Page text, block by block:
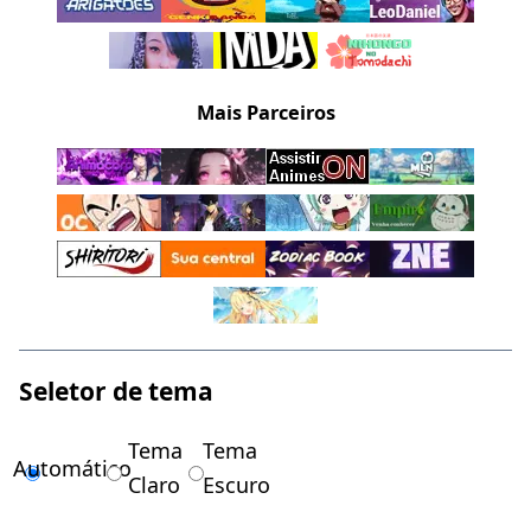
Mais Parceiros
Seletor de tema
Automático
Tema
Claro
Tema
Escuro